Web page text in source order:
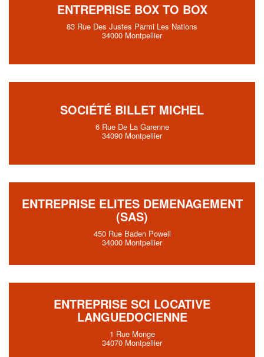
ENTREPRISE BOX TO BOX
83 Rue Des Justes Parmi Les Nations
34000 Montpellier
SOCIÉTÉ BILLET MICHEL
6 Rue De La Garenne
34090 Montpellier
ENTREPRISE ELITES DEMENAGEMENT
(SAS)
450 Rue Baden Powell
34000 Montpellier
ENTREPRISE SCI LOCATIVE
LANGUEDOCIENNE
1 Rue Monge
34070 Montpellier